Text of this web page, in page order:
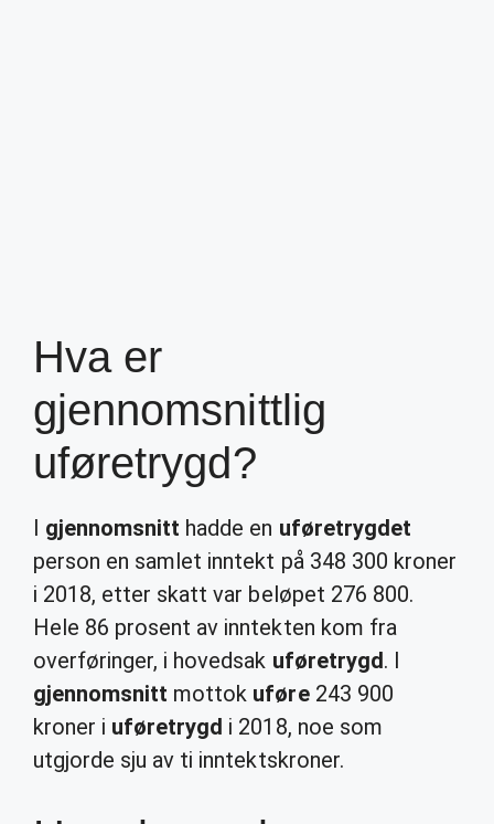
Hva er
gjennomsnittlig
uføretrygd?
I gjennomsnitt hadde en uføretrygdet
person en samlet inntekt på 348 300 kroner
i 2018, etter skatt var beløpet 276 800.
Hele 86 prosent av inntekten kom fra
overføringer, i hovedsak uføretrygd. I
gjennomsnitt mottok uføre243 900
kroner i uføretrygd i 2018, noe som
utgjorde sju av ti inntektskroner.